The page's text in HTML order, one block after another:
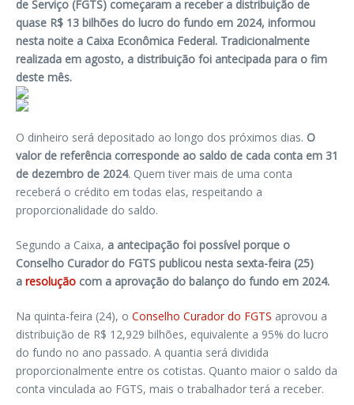
de Serviço (FGTS) começaram a receber a distribuição de
quase R$ 13 bilhões do lucro do fundo em 2024, informou
nesta noite a Caixa Econômica Federal. Tradicionalmente
realizada em agosto, a distribuição foi antecipada para o fim
deste mês.
O dinheiro será depositado ao longo dos próximos dias. O
valor de referência corresponde ao saldo de cada conta em 31
de dezembro de 2024. Quem tiver mais de uma conta
receberá o crédito em todas elas, respeitando a
proporcionalidade do saldo.
Segundo a Caixa, a antecipação foi possível porque o
Conselho Curador do FGTS publicou nesta sexta-feira (25)
a resolução com a aprovação do balanço do fundo em 2024.
Na quinta-feira (24), o Conselho Curador do FGTS aprovou a
distribuição de R$ 12,929 bilhões, equivalente a 95% do lucro
do fundo no ano passado. A quantia será dividida
proporcionalmente entre os cotistas. Quanto maior o saldo da
conta vinculada ao FGTS, mais o trabalhador terá a receber.